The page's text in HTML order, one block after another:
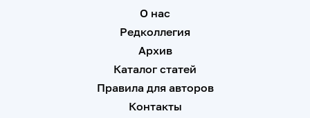
О нас
Редколлегия
Архив
Каталог статей
Правила для авторов
Контакты